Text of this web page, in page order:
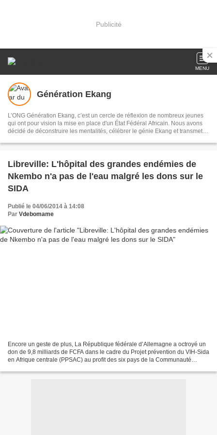
Publicité
MENU
Génération Ekang
L’ONG Génération Ekang, c’est un cercle de réflexion de nombreux jeunes
qui ont pour vision la mise en place d'un État Fédéral Africain. Nous avons
décidé de déconstruire les mentalités, célébrer le génie Ekang et transmettre
avenirs.
Libreville: L'hôpital des grandes endémies de
Nkembo n'a pas de l'eau malgré les dons sur le
SIDA
Publié le 04/06/2014 à 14:08
Par Vdebomame
Encore un geste de plus, La République fédérale d’Allemagne a octroyé un
don de 9,8 milliards de FCFA dans le cadre du Projet prévention du VIH-Sida
en Afrique centrale (PPSAC) au profit des six pays de la Communauté